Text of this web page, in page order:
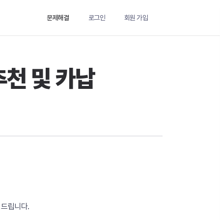
문제해결 로그인 회원 가입
및 카납
립니다.